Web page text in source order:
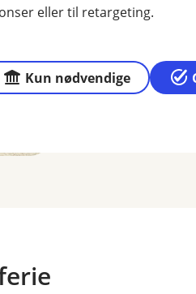
betaler med
eller til retargeting.
Kun nødvendige